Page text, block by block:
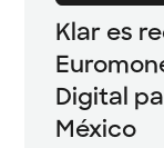
Klar es
Digital
México